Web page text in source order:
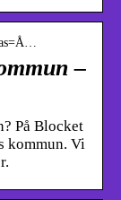
–
På Blocket
kommun. Vi